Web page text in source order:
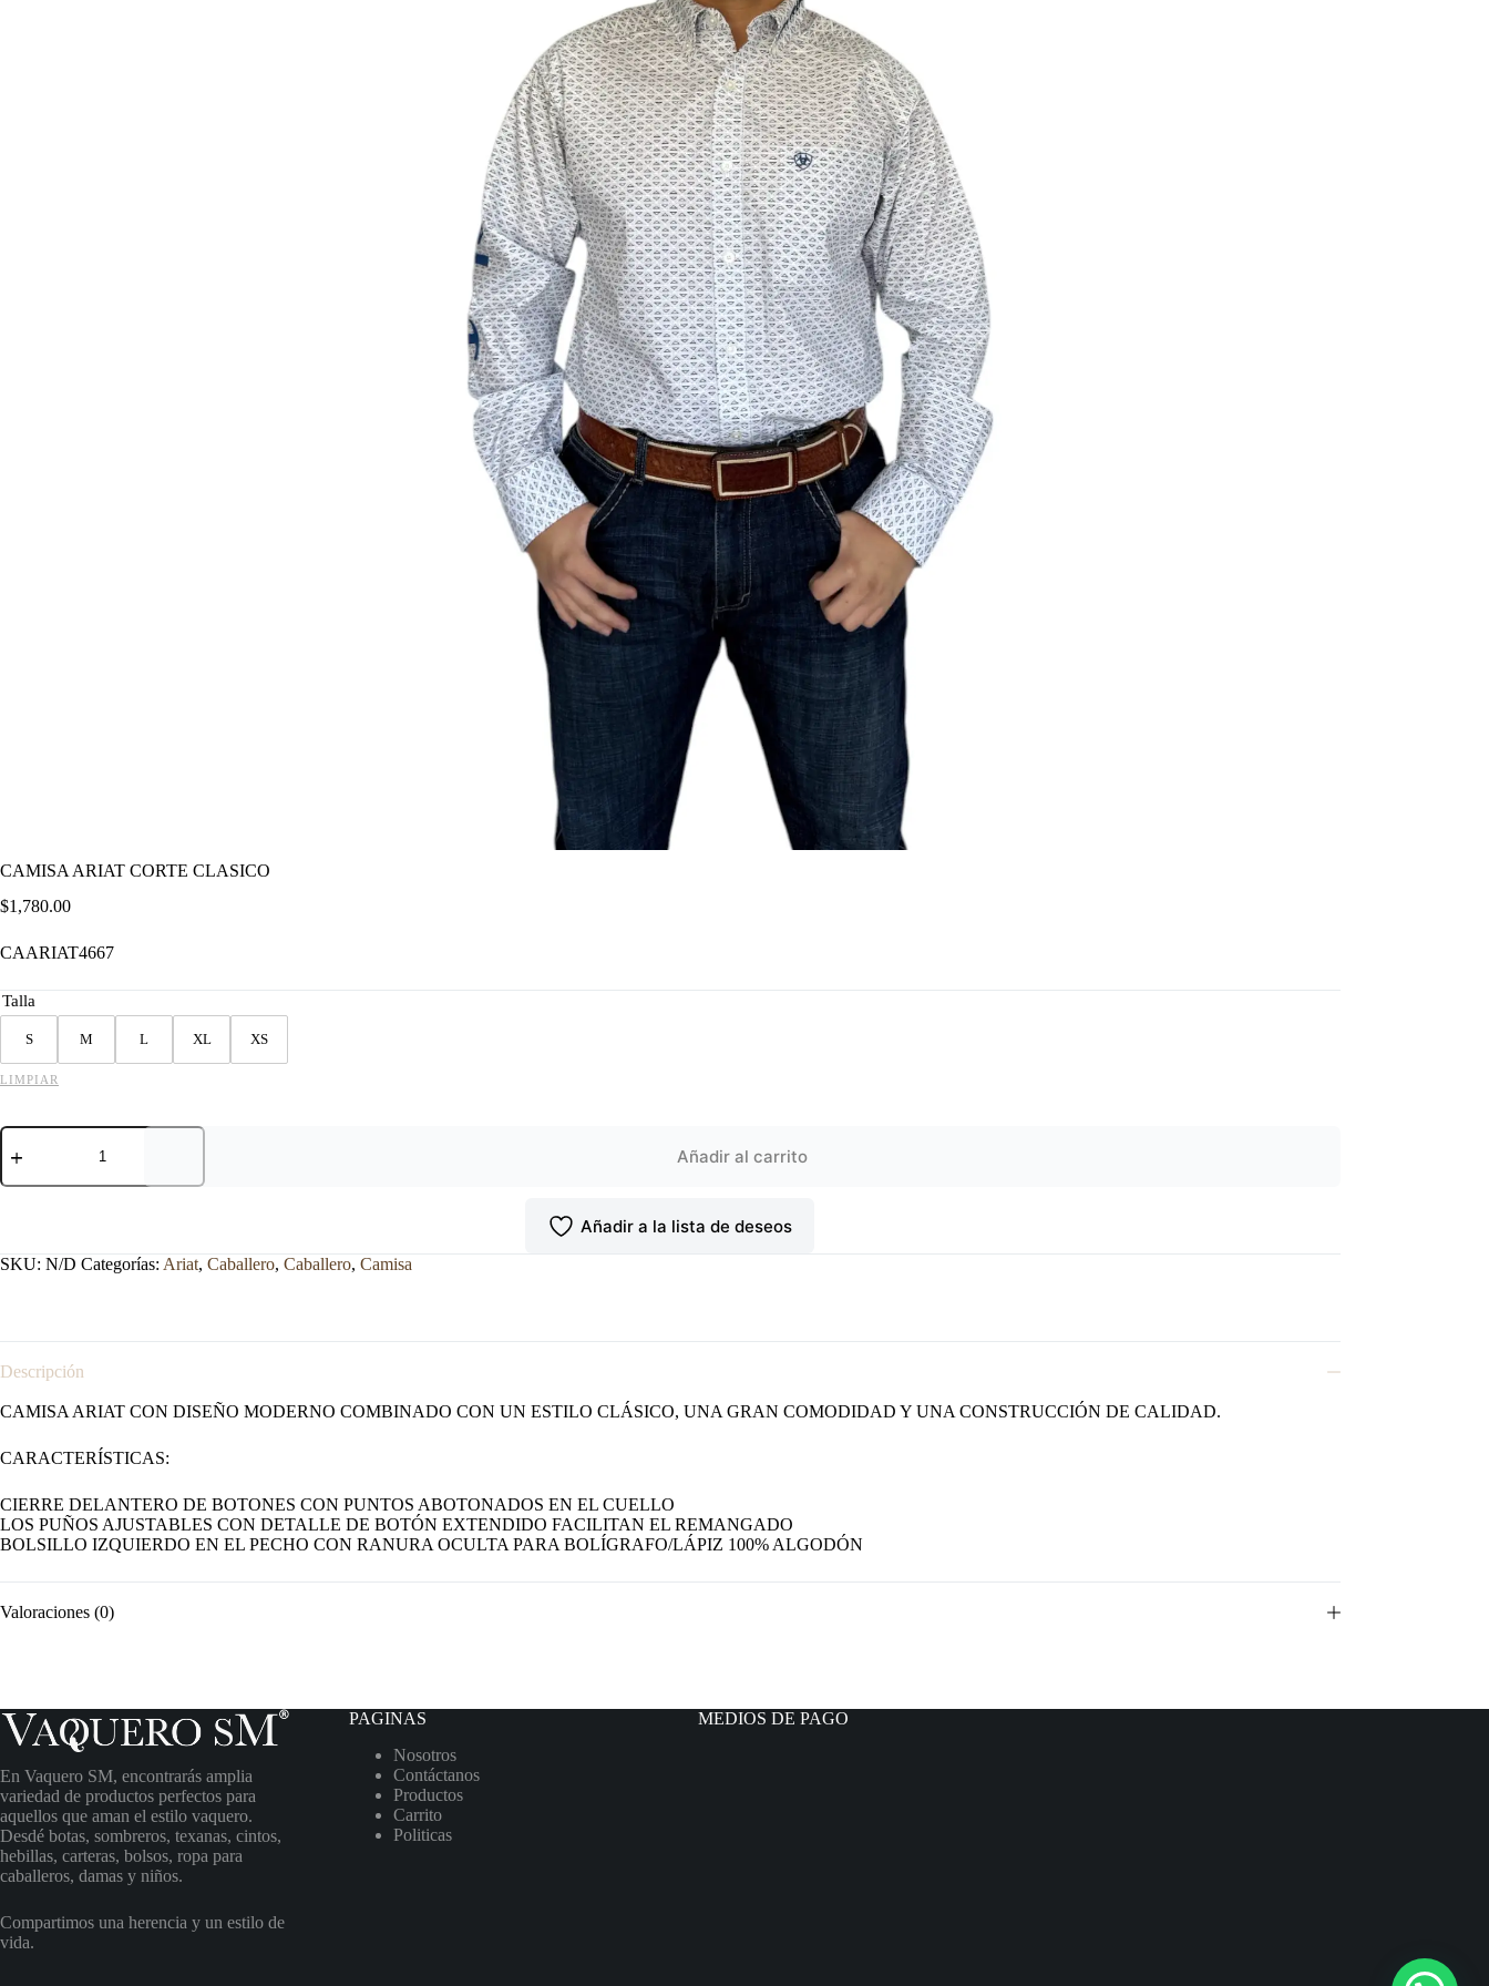
CAMISA ARIAT CORTE CLASICO
$1,780.00
CAARIAT4667
Talla
S M L XL XS
LIMPIAR
CAMISA
ARIAT
CLASICO
Añadir al carrito
Añadir a la lista de deseos
SKU: N/D Categorías: Ariat, Caballero, Caballero, Camisa
Descripción
CAMISA ARIAT CON DISEÑO MODERNO COMBINADO CON UN ESTILO CLÁSICO, UNA GRAN COMODIDAD Y UNA CONSTRUCCIÓN DE CALIDAD.
CARACTERÍSTICAS:
CIERRE DELANTERO DE BOTONES CON PUNTOS ABOTONADOS EN EL CUELLO
LOS PUÑOS AJUSTABLES CON DETALLE DE BOTÓN EXTENDIDO FACILITAN EL REMANGADO
BOLSILLO IZQUIERDO EN EL PECHO CON RANURA OCULTA PARA BOLÍGRAFO/LÁPIZ 100% ALGODÓN
Valoraciones (0)
En Vaquero SM, encontrarás amplia
variedad de productos perfectos para
aquellos que aman el estilo vaquero.
Desdé botas, sombreros, texanas, cintos,
hebillas, carteras, bolsos, ropa para
caballeros, damas y niños.
Compartimos una herencia y un estilo de
vida.
PAGINAS
Nosotros
Contáctanos
Productos
Carrito
Politicas
MEDIOS DE PAGO